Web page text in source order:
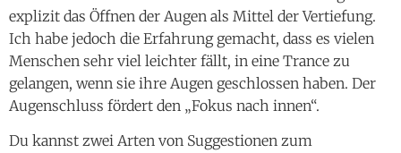
explizit das Öffnen der Augen als Mittel der Vertiefung.
Ich habe jedoch die Erfahrung gemacht, dass es vielen
Menschen sehr viel leichter fällt, in eine Trance zu
gelangen, wenn sie ihre Augen geschlossen haben. Der
Augenschluss fördert den „Fokus nach innen“.
Du kannst zwei Arten von Suggestionen zum